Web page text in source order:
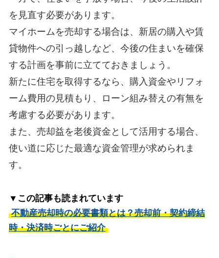
を見直す必要があります。
マイホームを売却する場合は、新居の購入や賃
貸物件への引っ越しなど、今後の住まいを確保
する計画を事前に立てておきましょう。
新たに住宅を取得するなら、購入資金やリフォ
ーム費用の見積もり、ローン組み替えの有無を
考慮する必要があります。
また、売却益を老後資金として活用する場合、
使い道に応じた最適な資金管理が求められま
す。
▼この記事も読まれています
不動産売却時の必要書類とは？売却前・契約締結
時・決済時ごとにご紹介